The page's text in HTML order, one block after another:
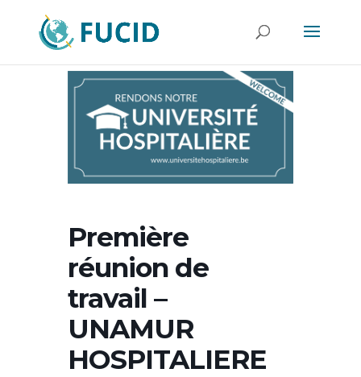
Première
réunion de
travail –
UNAMUR
HOSPITALIERE